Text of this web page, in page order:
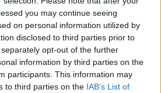
you may continue seeing
on personal information utilized by
disclosed to third parties prior to
opt-out of the further
information by third parties on the
participants. This information may
to third parties on the IAB’s List of
s.r.o. Jihlava • CNC operátor• mzda
Kč • příspěvek na ubytování (Jihlava,
s.r.o. • montážní dělník • mzda 44.700
2.000 Kč (Jihlava, okres Jihlava)
s.r.o. Jihlava • práce ve skladu • mzda
50.000 Kč • ubytování (Jihlava, okres